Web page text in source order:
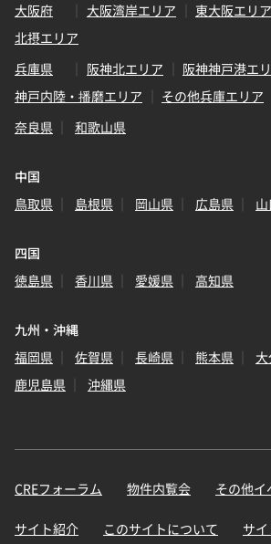
大阪府
大阪湾岸エリア 東大阪エリア
北摂エリア
兵庫県
阪神北エリア
阪神神戸港エ
神戸内陸・播磨エリア
その他兵庫エリア
奈良県
和歌山県
中国
鳥取県
島根県 岡山県 広島県
四国
徳島県
香川県 愛媛県 高知県
九州・沖縄
福岡県
佐賀県 長崎県 熊本県
鹿児島県
沖縄県
CREフォーラム 物件内覧会 その他イ
サイト紹介 このサイトについて サ